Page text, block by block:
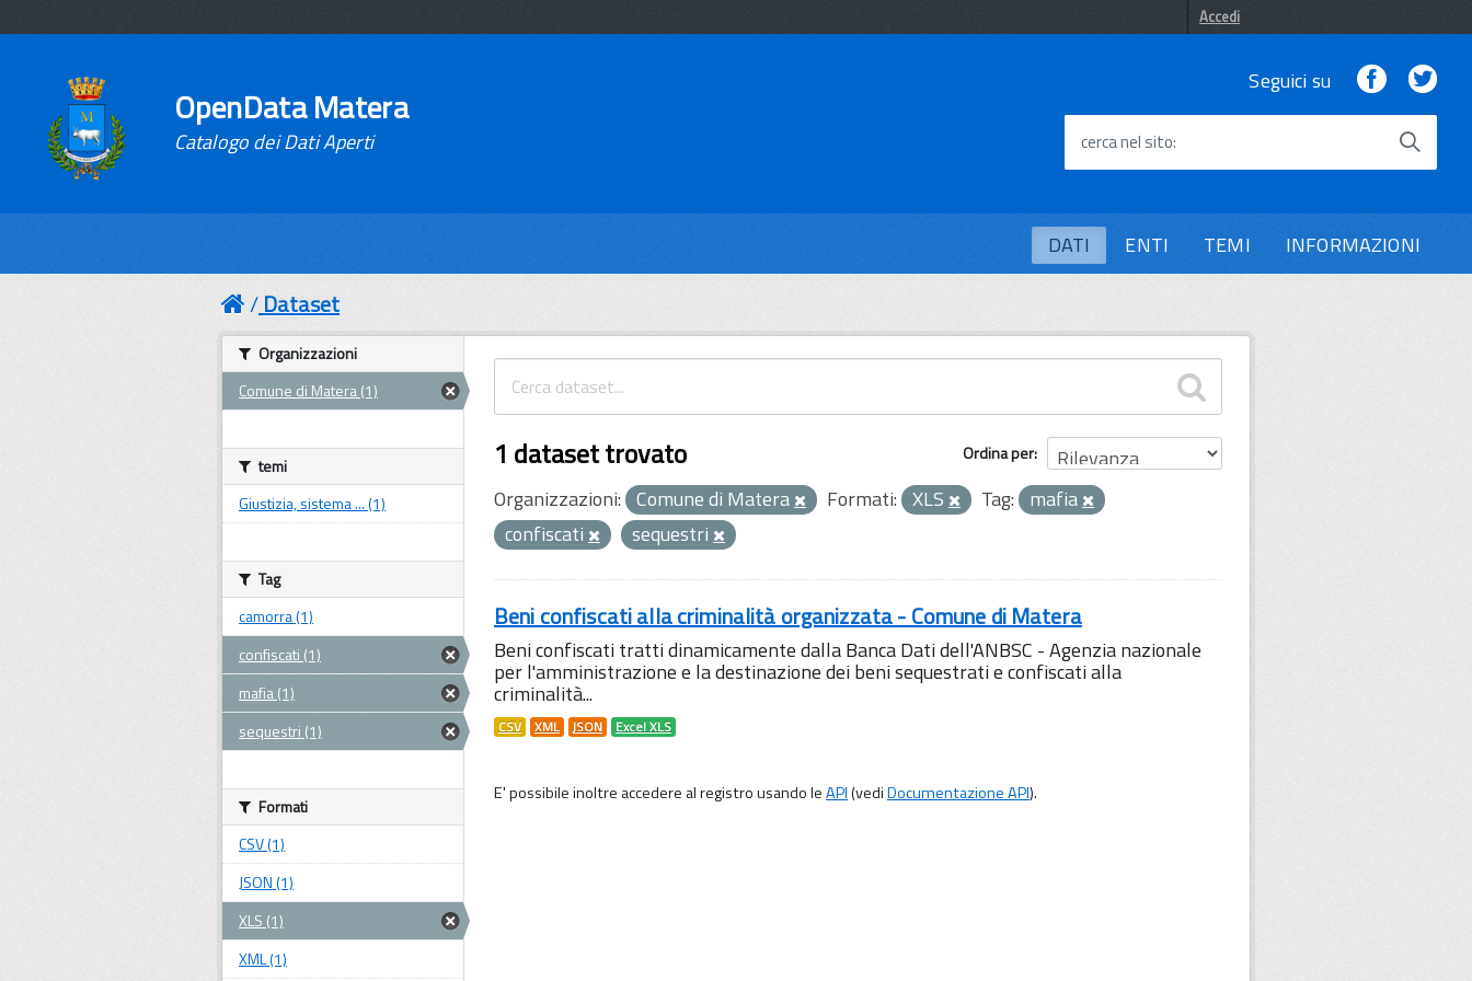
Accedi
OpenData Matera
Catalogo dei Dati Aperti
Seguici su Facebook
cerca nel sito
DATI ENTI TEMI INFORMAZIONI
Dataset
Ordina per
1 dataset trovato
Organizzazioni: Comune di Matera Formati: XLS Tag: mafia
confiscati
sequestri
Beni confiscati alla criminalità organizzata - Comune di Matera
Beni confiscati tratti dinamicamente dalla Banca Dati dell'ANBSC - Agenzia nazionale
per l'amministrazione e la destinazione dei beni sequestrati e confiscati alla
criminalità...
CSV XML JSON Excel XLS
E' possibile inoltre accedere al registro usando leAPI(vediDocumentazione API).
Organizzazioni
Comune di Matera (1)
temi
Giustizia, sistema ... (1)
Tag
camorra (1)
confiscati (1)
mafia (1)
sequestri (1)
Formati
CSV (1)
JSON (1)
XLS (1)
XML (1)